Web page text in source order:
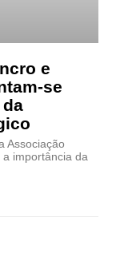
e
se
Associação
importância da